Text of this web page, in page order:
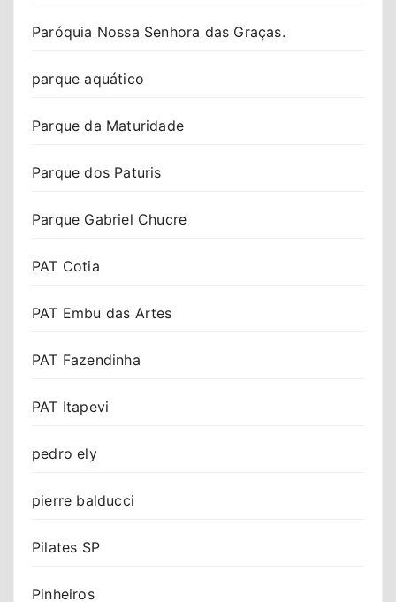
Paróquia Nossa Senhora das Graças.
parque aquático
Parque da Maturidade
Parque dos Paturis
Parque Gabriel Chucre
PAT Cotia
PAT Embu das Artes
PAT Fazendinha
PAT Itapevi
pedro ely
pierre balducci
Pilates SP
Pinheiros